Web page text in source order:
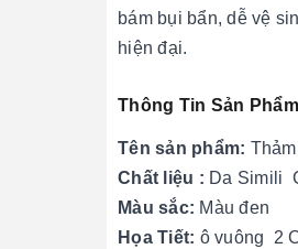
bám bụi bẩn, dễ vệ
hiện đại.
Thông Tin Sản Phẩm
Tên sản phẩm:
Chất liệu : Da Simili
Màu sắc: Màu đen
Họa Tiết: ô vuông 2